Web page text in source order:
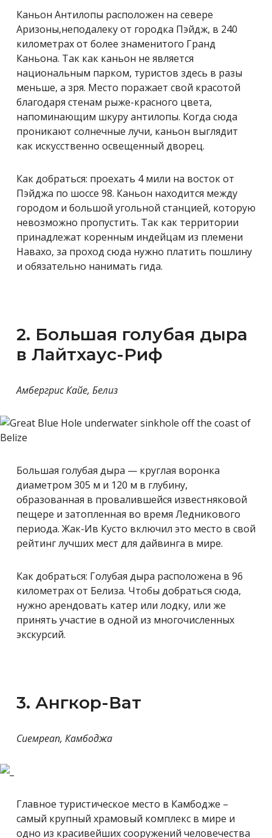
Каньон Антилопы расположен на севере
Аризоны,неподалеку от городка Пэйдж, в 240
километрах от более знаменитого Гранд
Каньона. Так как каньон не является
национальным парком, туристов здесь в разы
меньше, а зря. Место поражает свой красотой
благодаря стенам рыже-красного цвета,
напоминающим шкуру антилопы. Когда сюда
проникают солнечные лучи, каньон выглядит
как искусственно освещенный дворец.
Как добраться: проехать 4 мили на восток от
Пэйджа по шоссе 98. Каньон находится между
городом и большой угольной станцией, которую
невозможно пропустить. Так как территории
принадлежат коренным индейцам из племени
Навахо, за проход сюда нужно платить пошлину
и обязательно нанимать гида.
2. Большая голубая дыра
в Лайтхаус-Риф
Амбергрис Кайе, Белиз
Большая голубая дыра — круглая воронка
диаметром 305 м и 120 м в глубину,
образованная в провалившейся известняковой
пещере и затопленная во время Ледникового
периода. Жак-Ив Кусто включил это место в свой
рейтинг лучших мест для дайвинга в мире.
Как добраться: Голубая дыра расположена в 96
километрах от Белиза. Чтобы добраться сюда,
нужно арендовать катер или лодку, или же
принять участие в одной из многочисленных
экскурсий.
3. Ангкор-Ват
Сиемреап, Камбоджа
Главное туристическое место в Камбодже –
самый крупный храмовый комплекс в мире и
одно из красивейших сооружений человечества